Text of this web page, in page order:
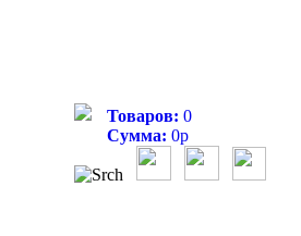
Товаров: 0
Сумма: 0р